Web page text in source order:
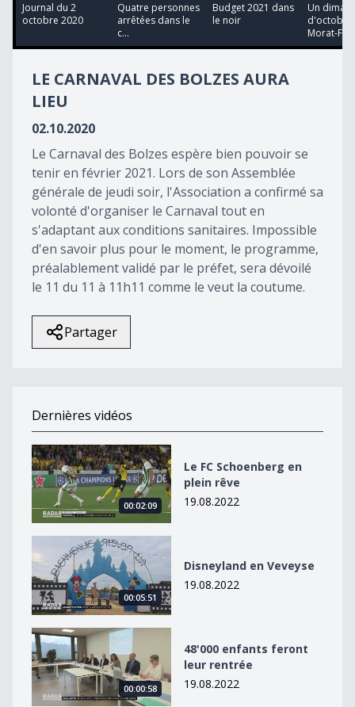
13
minutes,
seconds
Journal du 2
octobre 2020
Quatre personnes
arrêtées dans le
c...
Budget 2021 dans
le noir
Un
d'octobre
Morat-Fr...
LE CARNAVAL DES BOLZES AURA
LIEU
02.10.2020
Le Carnaval des Bolzes espère bien pouvoir se
tenir en février 2021. Lors de son Assemblée
générale de jeudi soir, l'Association a confirmé sa
volonté d'organiser le Carnaval tout en
s'adaptant aux conditions sanitaires. Impossible
d'en savoir plus pour le moment, le programme,
préalablement validé par le préfet, sera dévoilé
le 11 du 11 à 11h11 comme le veut la coutume.
Partager
Dernières vidéos
Le FC Schoenberg en plein rêve
00:02:09
Le FC Schoenberg en
plein rêve
19.08.2022
Disneyland en Veveyse
00:05:51
Disneyland en Veveyse
19.08.2022
48&#039;000 enfants feront leur rentrée
00:00:58
48'000 enfants feront
leur rentrée
19.08.2022